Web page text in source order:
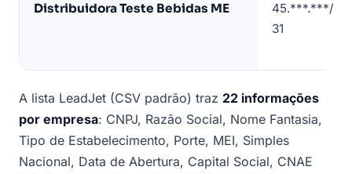
Distribuidora Teste Bebidas ME
45.***.***/
31
A lista LeadJet (CSV padrão) traz 22 informações
por empresa: CNPJ, Razão Social, Nome Fantasia,
Tipo de Estabelecimento, Porte, MEI, Simples
Nacional, Data de Abertura, Capital Social, CNAE